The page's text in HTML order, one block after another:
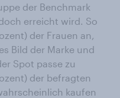
der Benchmark
erreicht wird. So
der Frauen an,
Bild der Marke und
Spot passe zu
der befragten
kaufen